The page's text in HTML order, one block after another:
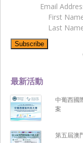
最新活動
中葡西國
案
第五屆澳
Email
First
Last